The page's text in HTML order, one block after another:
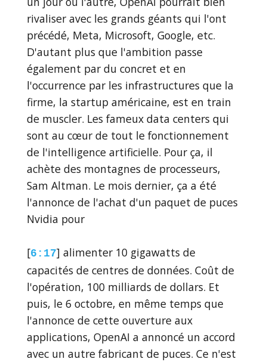
rivaliser avec les grands géants qui l'ont
précédé, Meta, Microsoft, Google, etc.
D'autant plus que l'ambition passe
également par du concret et en
l'occurrence par les infrastructures que la
firme, la startup américaine, est en train
de muscler. Les fameux data centers qui
sont au cœur de tout le fonctionnement
de l'intelligence artificielle. Pour ça, il
achète des montagnes de processeurs,
Sam Altman. Le mois dernier, ça a été
l'annonce de l'achat d'un paquet de puces
Nvidia pour
[6:17] alimenter 10 gigawatts de
capacités de centres de données. Coût de
l'opération, 100 milliards de dollars. Et
puis, le 6 octobre, en même temps que
l'annonce de cette ouverture aux
applications, OpenAI a annoncé un accord
avec un autre fabricant de puces. Ce n'est